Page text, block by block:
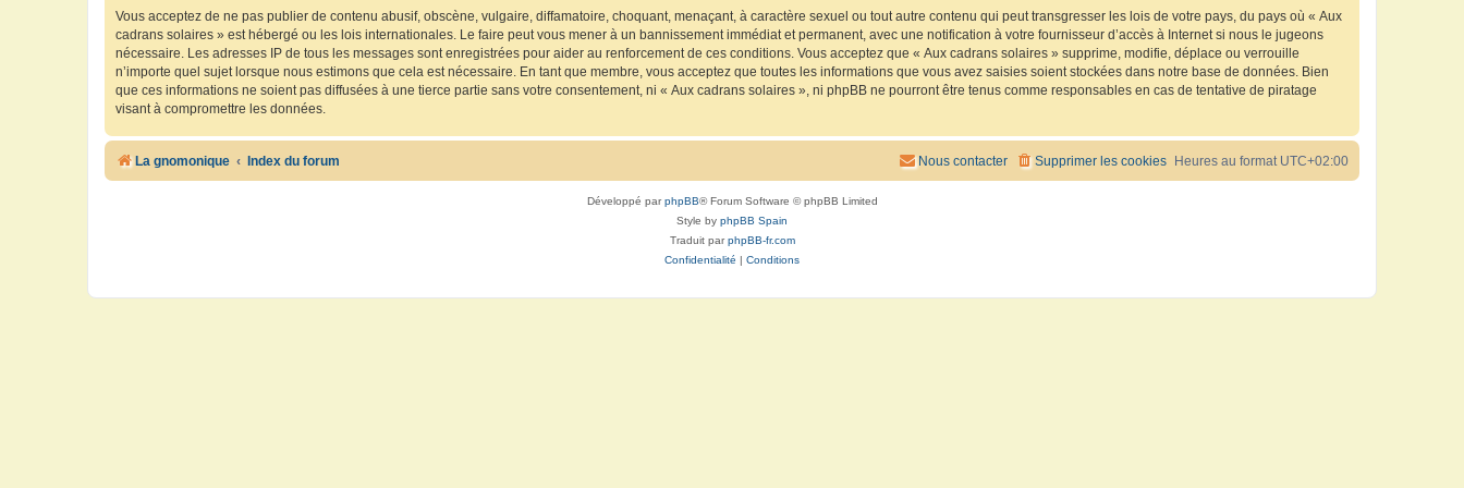
Vous acceptez de ne pas publier de contenu abusif, obscène, vulgaire, diffamatoire, choquant, menaçant, à caractère sexuel ou tout autre contenu qui peut transgresser les lois de votre pays, du pays où « Aux
cadrans solaires » est hébergé ou les lois internationales. Le faire peut vous mener à un bannissement immédiat et permanent, avec une notification à votre fournisseur d’accès à Internet si nous le jugeons
nécessaire. Les adresses IP de tous les messages sont enregistrées pour aider au renforcement de ces conditions. Vous acceptez que « Aux cadrans solaires » supprime, modifie, déplace ou verrouille
n’importe quel sujet lorsque nous estimons que cela est nécessaire. En tant que membre, vous acceptez que toutes les informations que vous avez saisies soient stockées dans notre base de données. Bien
que ces informations ne soient pas diffusées à une tierce partie sans votre consentement, ni « Aux cadrans solaires », ni phpBB ne pourront être tenus comme responsables en cas de tentative de piratage
visant à compromettre les données.
La gnomonique Index du forum Heures au format UTC+02:00
Supprimer les cookies
Nous contacter
Développé parphpBB® Forum Software © phpBB Limited
Style by phpBB Spain
Traduit parphpBB-fr.com
Confidentialité
Conditions